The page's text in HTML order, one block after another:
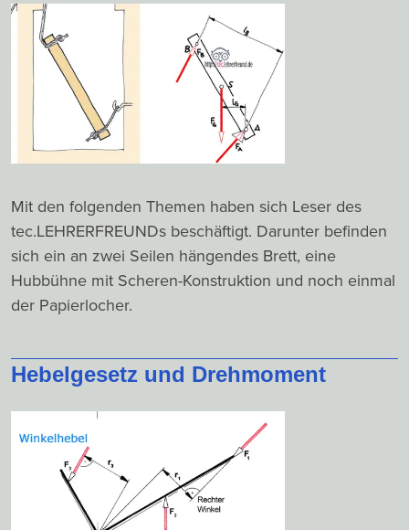
Mit den folgenden Themen haben sich Leser des
tec.LEHRERFREUNDs beschäftigt. Darunter befinden
sich ein an zwei Seilen hängendes Brett, eine
Hubbühne mit Scheren-Konstruktion und noch einmal
der Papierlocher.
Hebelgesetz und Drehmoment